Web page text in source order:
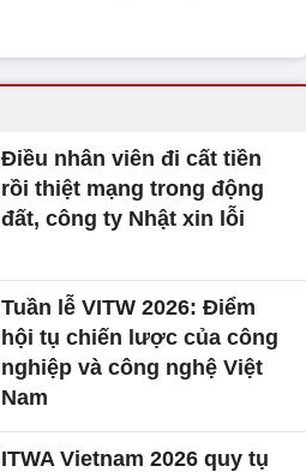
Điều nhân viên đi cất tiền
rồi thiệt mạng trong động
đất, công ty Nhật xin lỗi
Tuần lễ VITW 2026: Điểm
hội tụ chiến lược của công
nghiệp và công nghệ Việt
Nam
ITWA Vietnam 2026 quy tụ